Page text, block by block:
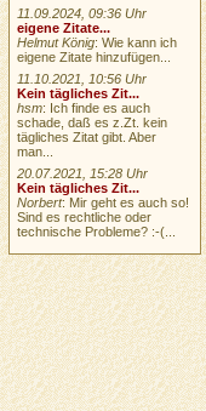
11.09.2024, 09:36 Uhr
eigene Zitate...
Helmut König: Wie kann ich
eigene Zitate hinzufügen...
11.10.2021, 10:56 Uhr
Kein tägliches Zit...
hsm: Ich finde es auch
schade, daß es z.Zt. kein
tägliches Zitat gibt. Aber
man...
20.07.2021, 15:28 Uhr
Kein tägliches Zit...
Norbert: Mir geht es auch so!
Sind es rechtliche oder
technische Probleme? :-(...